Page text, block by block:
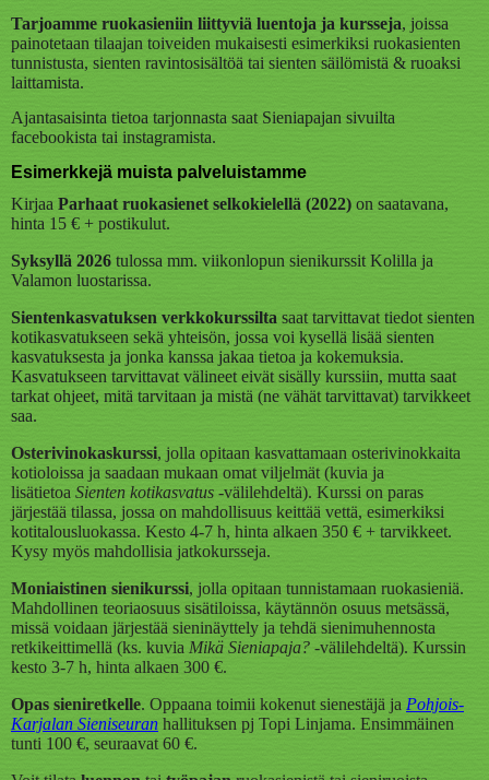
Tarjoamme ruokasieniin liittyviä luentoja ja kursseja, joissa
painotetaan tilaajan toiveiden mukaisesti esimerkiksi ruokasienten
tunnistusta, sienten ravintosisältöä tai sienten säilömistä & ruoaksi
laittamista.
Ajantasaisinta tietoa tarjonnasta saat Sieniapajan sivuilta
facebookista tai instagramista.
Esimerkkejä muista palveluistamme
Kirjaa Parhaat ruokasienet selkokielellä (2022) on saatavana,
hinta 15 € + postikulut.
Syksyllä 2026 tulossa mm. viikonlopun sienikurssit Kolilla ja
Valamon luostarissa.
Sientenkasvatuksen verkkokurssilta saat tarvittavat tiedot sienten
kotikasvatukseen sekä yhteisön, jossa voi kysellä lisää sienten
kasvatuksesta ja jonka kanssa jakaa tietoa ja kokemuksia.
Kasvatukseen tarvittavat välineet eivät sisälly kurssiin, mutta saat
tarkat ohjeet, mitä tarvitaan ja mistä (ne vähät tarvittavat) tarvikkeet
saa.
Osterivinokaskurssi, jolla opitaan kasvattamaan osterivinokkaita
kotioloissa ja saadaan mukaan omat viljelmät (kuvia ja
lisätietoa Sienten kotikasvatus -välilehdeltä). Kurssi on paras
järjestää tilassa, jossa on mahdollisuus keittää vettä, esimerkiksi
kotitalousluokassa. Kesto 4-7 h, hinta alkaen 350 € + tarvikkeet.
Kysy myös mahdollisia jatkokursseja.
Moniaistinen sienikurssi, jolla opitaan tunnistamaan ruokasieniä.
Mahdollinen teoriaosuus sisätiloissa, käytännön osuus metsässä,
missä voidaan järjestää sieninäyttely ja tehdä sienimuhennosta
retkikeittimellä (ks. kuvia Mikä Sieniapaja? -välilehdeltä). Kurssin
kesto 3-7 h, hinta alkaen 300 €.
Opas sieniretkelle. Oppaana toimii kokenut sienestäjä ja Pohjois-
Karjalan Sieniseuran hallituksen pj Topi Linjama. Ensimmäinen
tunti 100 €, seuraavat 60 €.